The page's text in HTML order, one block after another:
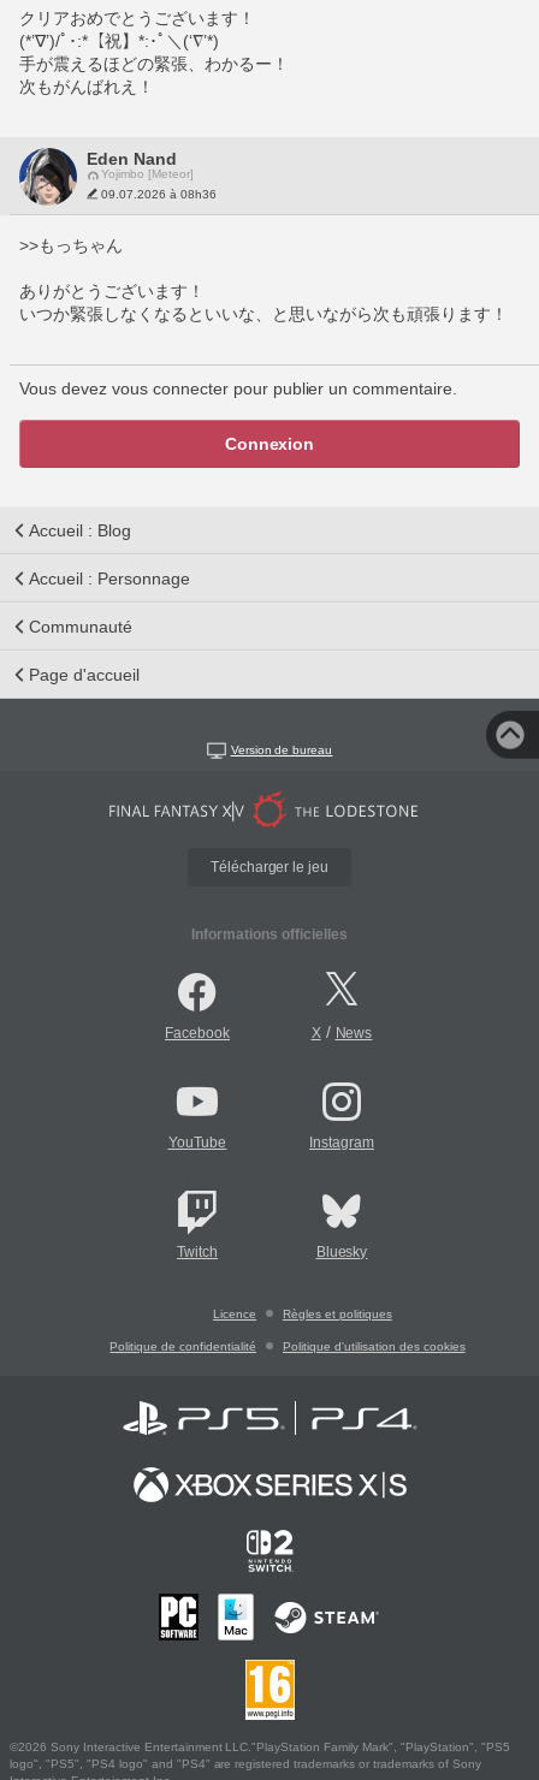
クリアおめでとうございます！
(*’∇’)/ﾟ･:*【祝】*:･ﾟ＼(‘∇’*)
手が震えるほどの緊張、わかるー！
次もがんばれえ！
Eden Nand
Yojimbo [Meteor]
09.07.2026 à 08h36
>>もっちゃん
ありがとうございます！
いつか緊張しなくなるといいな、と思いながら次も頑張ります！
Vous devez vous connecter pour publier un commentaire.
Connexion
Accueil : Blog
Accueil : Personnage
Communauté
Page d'accueil
Version de bureau
Télécharger le jeu
Informations officielles
Facebook X/ News
YouTube Instagram
Twitch Bluesky
Licence Règles et politiques
Politique de confidentialité Politique d'utilisation des cookies
©2026 Sony Interactive Entertainment LLC."PlayStation Family Mark", "PlayStation", "PS5
logo", "PS5", "PS4 logo" and "PS4" are registered trademarks or trademarks of Sony